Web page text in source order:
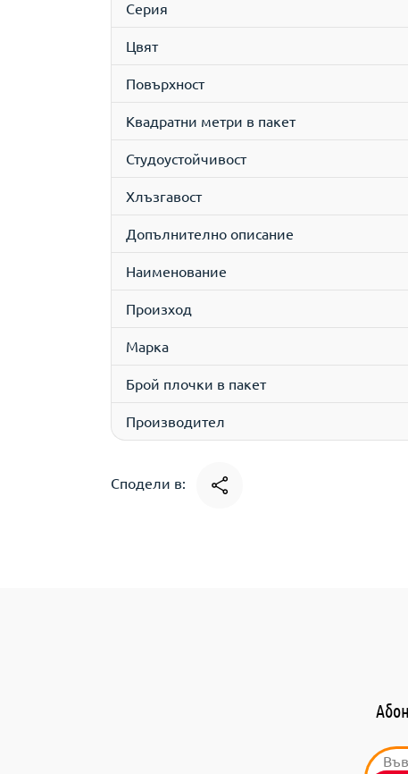
Серия
Цвят
Повърхност
Квадратни метри в пакет
Студоустойчивост
Хлъзгавост
Допълнително описание
Наименование
Произход
Марка
Брой плочки в пакет
Производител
Сподели в: